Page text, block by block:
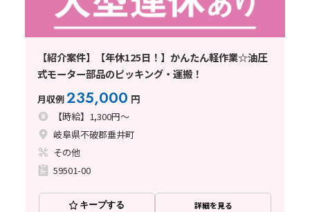
【紹介案件】【年休125日！】かんたん軽作業☆油圧
式モーター部品のピッキング・運搬！
月収例235,000 円
【時給】1,300円～
岐阜県不破郡垂井町
その他
59501-00
キープする 詳細を見る